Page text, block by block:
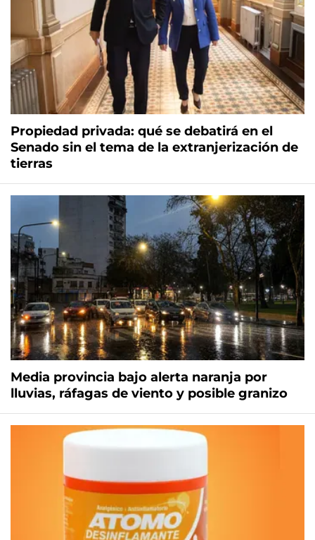
Propiedad privada: qué se debatirá en el
Senado sin el tema de la extranjerización de
tierras
Media provincia bajo alerta naranja por
lluvias, ráfagas de viento y posible granizo